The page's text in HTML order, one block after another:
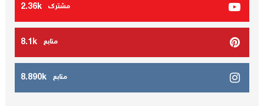
2.36k مشترك
8.1k متابع
8.890k متابع